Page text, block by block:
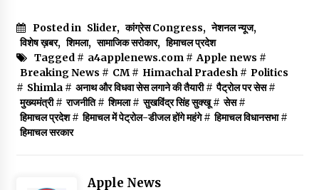
Posted in Slider, कांग्रेस Congress, नेशनल न्यूज,
विशेष ख़बर, शिमला, सामाजिक सरोकार, हिमाचल प्रदेश
Tagged # a4applenews.com# Apple news #
Breaking News # CM# Himachal Pradesh# Politics
# Shimla# अनाथ और विधवा सेस लगाने की तैयारी# पैट्रोल पर सेस#
मुख्यमंत्री# राजनीति# शिमला# सुखविंद्र सिंह सुक्खू# सेस#
हिमाचल प्रदेश# हिमाचल में पेट्रोल-डीजल होंगे महंगे# हिमाचल विधानसभा#
हिमाचल सरकार
Apple News